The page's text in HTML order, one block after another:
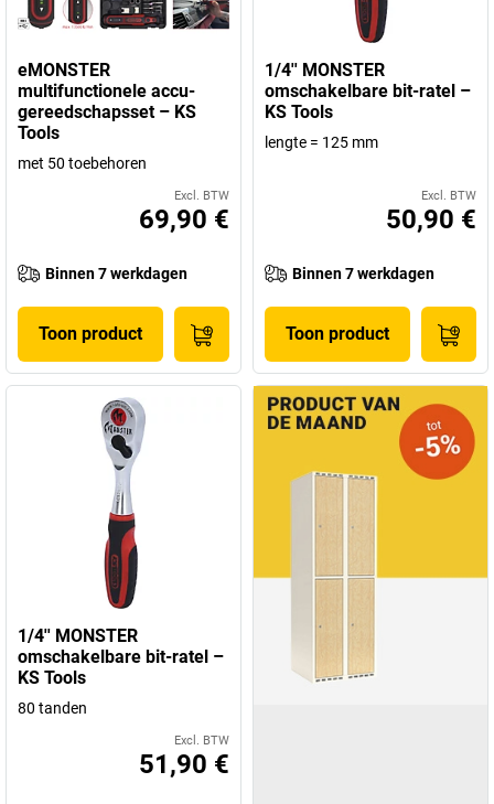
eMONSTER
multifunctionele accu-
gereedschapsset – KS
Tools
met 50 toebehoren
Excl. BTW
69,90 €
Binnen 7 werkdagen
Toon product
1/4'' MONSTER
omschakelbare bit-ratel –
KS Tools
lengte = 125 mm
Excl. BTW
50,90 €
Binnen 7 werkdagen
Toon product
1/4'' MONSTER
omschakelbare bit-ratel –
KS Tools
80 tanden
Excl. BTW
51,90 €